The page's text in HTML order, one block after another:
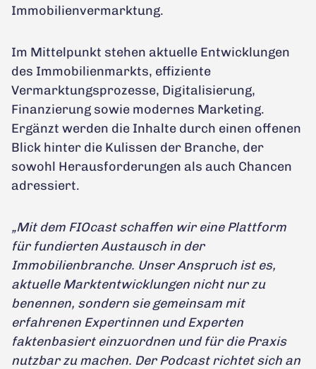
Immobilienvermarktung.
Im Mittelpunkt stehen aktuelle Entwicklungen
des Immobilienmarkts, effiziente
Vermarktungsprozesse, Digitalisierung,
Finanzierung sowie modernes Marketing.
Ergänzt werden die Inhalte durch einen offenen
Blick hinter die Kulissen der Branche, der
sowohl Herausforderungen als auch Chancen
adressiert.
„Mit dem FIOcast schaffen wir eine Plattform
für fundierten Austausch in der
Immobilienbranche. Unser Anspruch ist es,
aktuelle Marktentwicklungen nicht nur zu
benennen, sondern sie gemeinsam mit
erfahrenen Expertinnen und Experten
faktenbasiert einzuordnen und für die Praxis
nutzbar zu machen. Der Podcast richtet sich an